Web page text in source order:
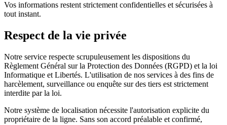
Vos informations restent strictement confidentielles et sécurisées à
tout instant.
Respect de la vie privée
Notre service respecte scrupuleusement les dispositions du
Règlement Général sur la Protection des Données (RGPD) et la loi
Informatique et Libertés. L'utilisation de nos services à des fins de
harcèlement, surveillance ou enquête sur des tiers est strictement
interdite par la loi.
Notre système de localisation nécessite l'autorisation explicite du
propriétaire de la ligne. Sans son accord préalable et confirmé,